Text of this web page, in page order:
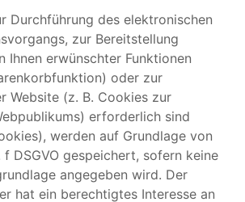
Durchführung des elektronischen
zur Bereitstellung
Ihnen erwünschter Funktionen
oder zur
Website (z. B. Cookies zur
erforderlich sind
werden auf Grundlage von
DSGVO gespeichert, sofern keine
angegeben wird. Der
hat ein berechtigtes Interesse an